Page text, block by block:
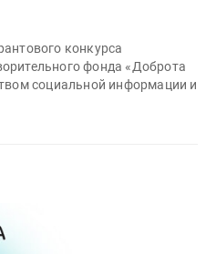
конкурса
фонда «Доброта
социальной информации и